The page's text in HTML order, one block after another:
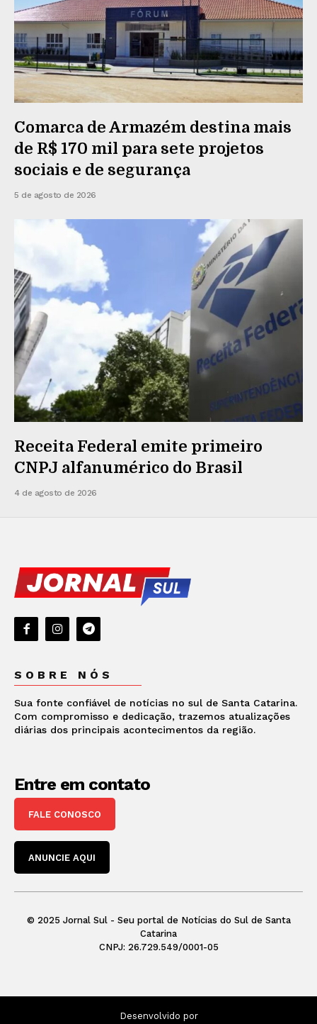
Comarca de Armazém destina mais
de R$ 170 mil para sete projetos
sociais e de segurança
5 de agosto de 2026
Receita Federal emite primeiro
CNPJ alfanumérico do Brasil
4 de agosto de 2026
SOBRE NÓS
Sua fonte confiável de notícias no sul de Santa Catarina.
Com compromisso e dedicação, trazemos atualizações
diárias dos principais acontecimentos da região.
Entre em contato
FALE CONOSCO
ANUNCIE AQUI
© 2025 Jornal Sul - Seu portal de Notícias do Sul de Santa
Catarina
CNPJ: 26.729.549/0001-05
Desenvolvido por